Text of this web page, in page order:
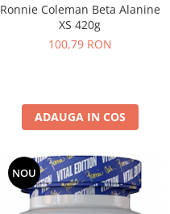
Ronnie Coleman Beta Alanine
XS 420g
100,79 RON
ADAUGA IN COS
NOU